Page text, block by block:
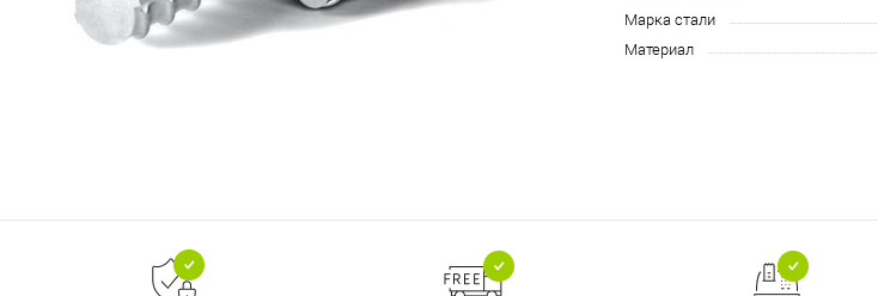
Марка стали
Материал